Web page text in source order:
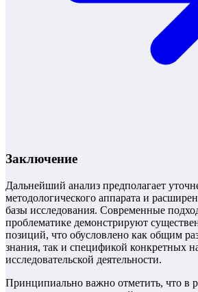
Заключение
Дальнейший анализ предполагает
методологического аппарата и
базы исследования. Современные
проблематике демонстрируют
позиций, что обусловлено как общим
знания, так и спецификой конкретных
исследовательской деятельности.
Принципиально важно отметить, что в